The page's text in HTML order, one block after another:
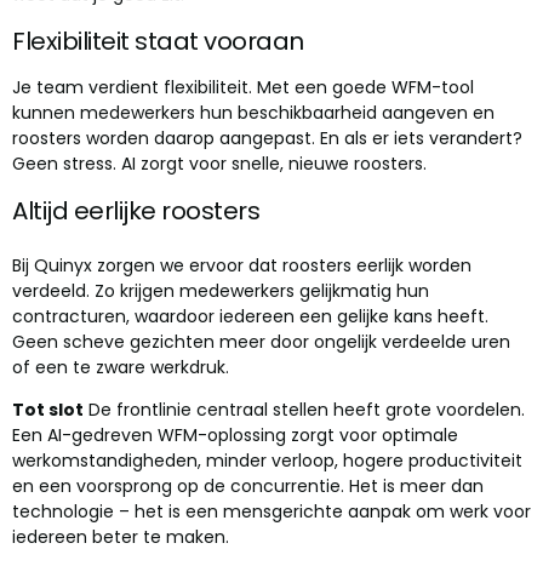
Flexibiliteit staat vooraan
Je team verdient flexibiliteit. Met een goede WFM-tool
kunnen medewerkers hun beschikbaarheid aangeven en
roosters worden daarop aangepast. En als er iets verandert?
Geen stress. AI zorgt voor snelle, nieuwe roosters.
Altijd eerlijke roosters
Bij Quinyx zorgen we ervoor dat roosters eerlijk worden
verdeeld. Zo krijgen medewerkers gelijkmatig hun
contracturen, waardoor iedereen een gelijke kans heeft.
Geen scheve gezichten meer door ongelijk verdeelde uren
of een te zware werkdruk.
Tot slot De frontlinie centraal stellen heeft grote voordelen.
Een AI-gedreven WFM-oplossing zorgt voor optimale
werkomstandigheden, minder verloop, hogere productiviteit
en een voorsprong op de concurrentie. Het is meer dan
technologie – het is een mensgerichte aanpak om werk voor
iedereen beter te maken.